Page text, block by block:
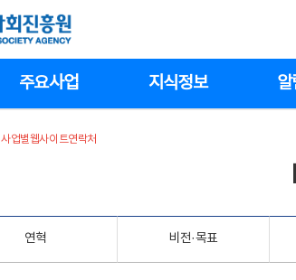
주요사업 지식정보 알
>
사업별웹사이트연락처
연혁 비전·목표